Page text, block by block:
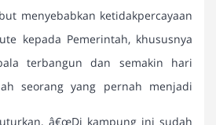
menyebabkan ketidakpercayaan
kepada Pemerintah, khususnya
terbangun dan semakin hari
seorang yang pernah menjadi
â€œDi kampung ini sudah